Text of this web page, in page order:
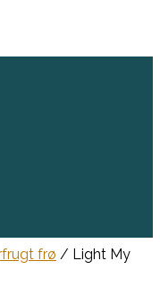
frø / Light My